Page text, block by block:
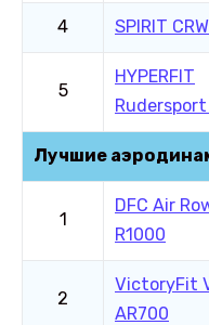
4 SPIRIT
5
HYPERFIT
Rudersport
Лучшие
1
DFC Air
R1000
2
VictoryFit
AR700